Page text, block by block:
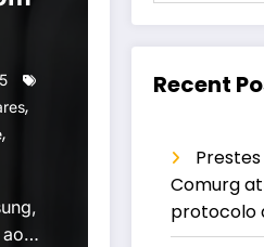
,
,
ao…
Recent
Comurg
protocolo